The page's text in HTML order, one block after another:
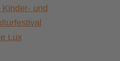
und
Lux